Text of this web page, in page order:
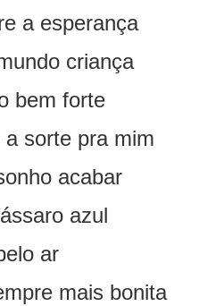
a esperança
criança
bem forte
sorte pra mim
acabar
azul
ar
mais bonita